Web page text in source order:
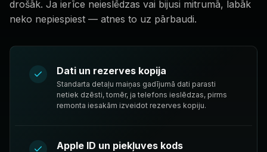
drošāk. Ja ierīce neieslēdzas vai bijusi mitrumā, labāk
neko nepiespiest — atnes to uz pārbaudi.
Dati un rezerves kopija
Standarta detaļu maiņas gadījumā dati parasti
netiek dzēsti, tomēr, ja telefons ieslēdzas, pirms
remonta iesakām izveidot rezerves kopiju.
Apple ID un piekļuves kods